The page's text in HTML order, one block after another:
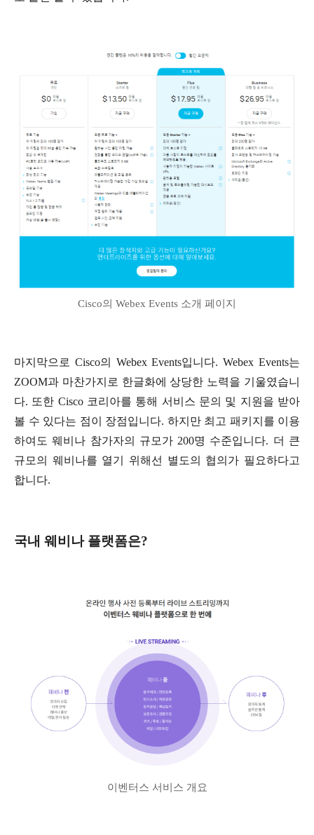
Cisco의 Webex Events 소개 페이지
마지막으로 Cisco의 Webex Events입니다. Webex Events는
ZOOM과 마찬가지로 한글화에 상당한 노력을 기울였습니
다. 또한 Cisco 코리아를 통해 서비스 문의 및 지원을 받아
볼 수 있다는 점이 장점입니다. 하지만 최고 패키지를 이용
하여도 웨비나 참가자의 규모가 200명 수준입니다. 더 큰
규모의 웨비나를 열기 위해선 별도의 협의가 필요하다고
합니다.
국내 웨비나 플랫폼은?
이벤터스 서비스 개요